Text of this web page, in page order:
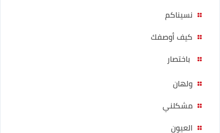
نسيناكم
كيف أوصفك
باختصار
ولهان
مشكلني
العيون